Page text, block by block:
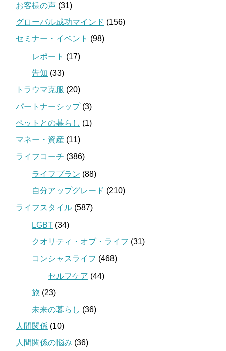
お客様の声 (31)
グローバル成功マインド (156)
セミナー・イベント (98)
レポート (17)
告知 (33)
トラウマ克服 (20)
パートナーシップ(3)
ペットとの暮らし (1)
マネー・資産 (11)
ライフコーチ (386)
ライフプラン (88)
自分アップグレード (210)
ライフスタイル (587)
LGBT (34)
クオリティ・オブ・ライフ (31)
コンシャスライフ (468)
セルフケア (44)
旅 (23)
未来の暮らし (36)
人間関係 (10)
人間関係の悩み (36)